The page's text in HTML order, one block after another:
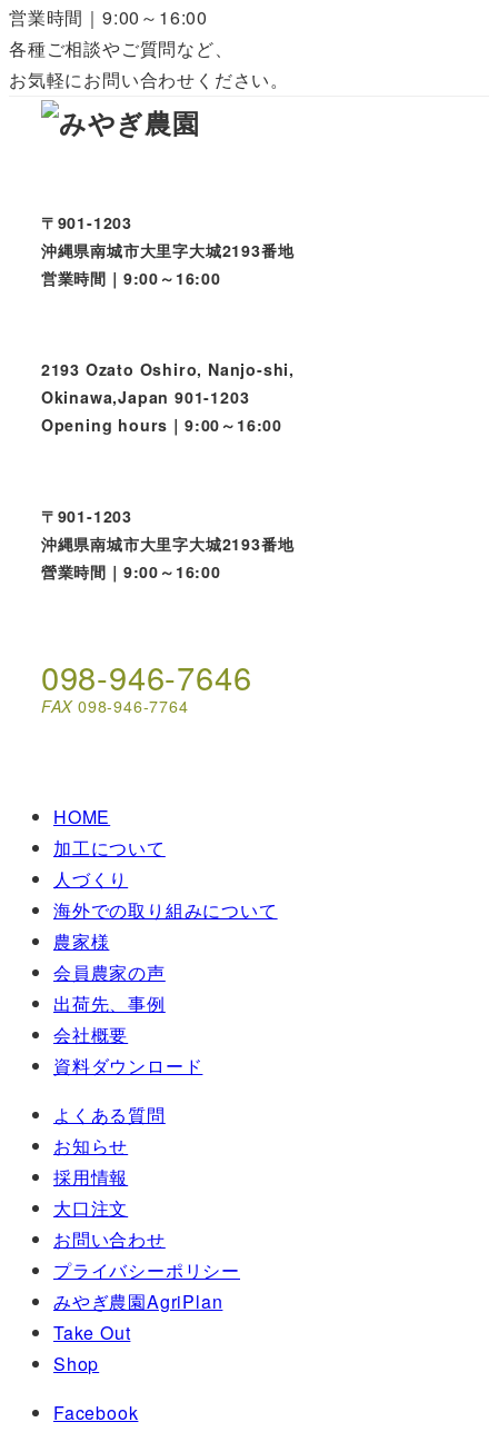
営業時間｜9:00～16:00
各種ご相談やご質問など、
お気軽にお問い合わせください。
〒901-1203
沖縄県南城市大里字大城2193番地
営業時間｜9:00～16:00
2193 Ozato Oshiro, Nanjo-shi,
Okinawa,Japan 901-1203
Opening hours｜9:00～16:00
〒901-1203
沖縄県南城市大里字大城2193番地
營業時間｜9:00～16:00
098-946-7646
FAX098-946-7764
HOME
加工について
人づくり
海外での取り組みについて
農家様
会員農家の声
出荷先、事例
会社概要
資料ダウンロード
よくある質問
お知らせ
採用情報
大口注文
お問い合わせ
プライバシーポリシー
みやぎ農園AgriPlan
Take Out
Shop
Facebook